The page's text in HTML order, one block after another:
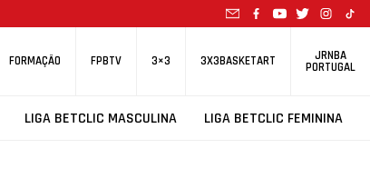
FORMAÇÃO FPBTV 3×3 3X3BASKETART JRNBA
PORTUGAL
LIGA BETCLIC MASCULINA LIGA BETCLIC FEMININA